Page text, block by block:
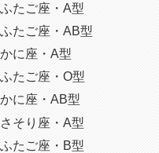
たご座・A型
たご座・AB型
に座・A型
たご座・O型
に座・AB型
そり座・A型
たご座・B型